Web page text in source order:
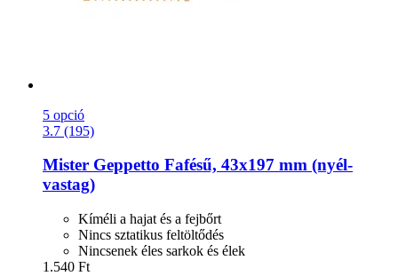
5 opció
3.7 (195)
Mister Geppetto Fafésű, 43x197 mm (nyél-​
vastag)
Kíméli a hajat és a fejbőrt
Nincs sztatikus feltöltődés
Nincsenek éles sarkok és élek
1.540 Ft